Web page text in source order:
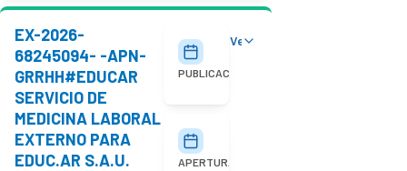
EX-2026-
68245094- -APN-
GRRHH#EDUCAR
SERVICIO DE
MEDICINA LABORAL
EXTERNO PARA
EDUC.AR S.A.U.
PUBLICACIÓN
20/07/2026
APERTURA
Ver detalles